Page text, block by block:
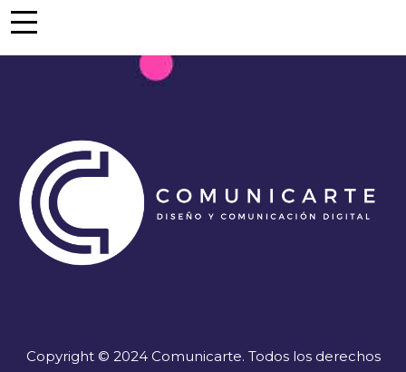
Copyright © 2024 Comunicarte. Todos los derechos